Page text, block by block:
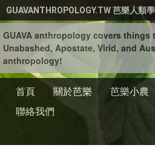
移至主內容
GUAVANTHROPOLOGY.TW 芭樂人類學
GUAVA anthropology covers things
Unabashed, Apostate, Virid, and
anthropology!
首頁 關於芭樂 芭樂小農
聯絡我們